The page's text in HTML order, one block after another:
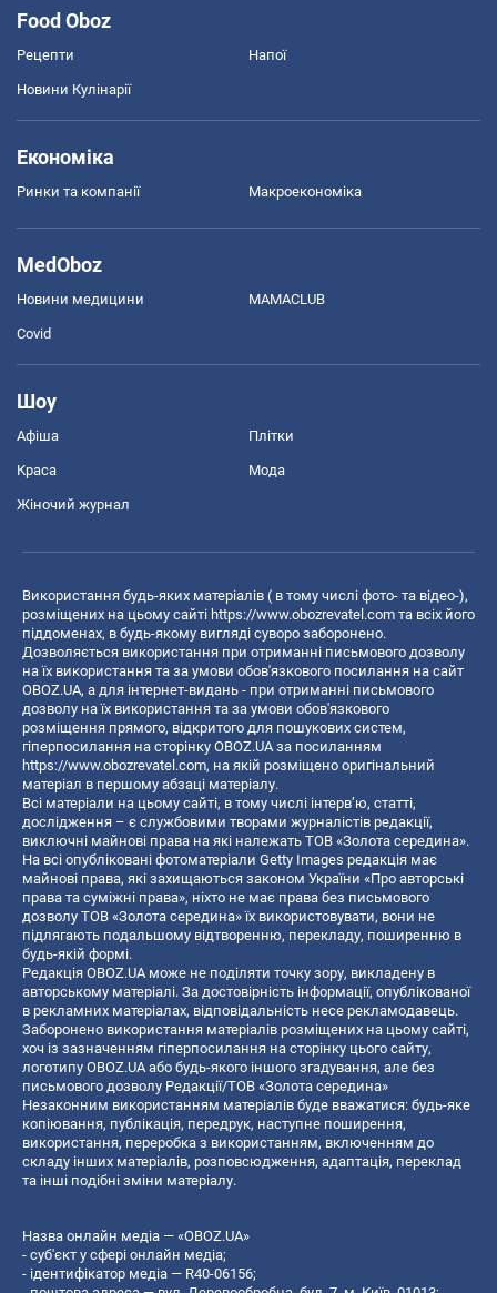
Food Oboz
Рецепти Напої
Новини Кулінарії
Економіка
Ринки та компанії Макроекономіка
MedOboz
Новини медицини MAMACLUB
Covid
Шоу
Афіша Плітки
Краса Мода
Жіночий журнал
Використання будь-яких матеріалів ( в тому числі фото- та відео-),
розміщених на цьому сайті https://www.obozrevatel.com та всіх його
піддоменах, в будь-якому вигляді суворо заборонено.
Дозволяється використання при отриманні письмового дозволу
на їх використання та за умови обов'язкового посилання на сайт
OBOZ.UA, а для інтернет-видань - при отриманні письмового
дозволу на їх використання та за умови обов'язкового
розміщення прямого, відкритого для пошукових систем,
гіперпосилання на сторінку OBOZ.UA за посиланням
https://www.obozrevatel.com, на якій розміщено оригінальний
матеріал в першому абзаці матеріалу.
Всі матеріали на цьому сайті, в тому числі інтерв’ю, статті,
дослідження – є службовими творами журналістів редакції,
виключні майнові права на які належать ТОВ «Золота середина».
На всі опубліковані фотоматеріали Getty Images редакція має
майнові права, які захищаються законом України «Про авторські
права та суміжні права», ніхто не має права без письмового
дозволу ТОВ «Золота середина» їх використовувати, вони не
підлягають подальшому відтворенню, перекладу, поширенню в
будь-якій формі.
Редакція OBOZ.UA може не поділяти точку зору, викладену в
авторському матеріалі. За достовірність інформації, опублікованої
в рекламних матеріалах, відповідальність несе рекламодавець.
Заборонено використання матеріалів розміщених на цьому сайті,
хоч із зазначенням гіперпосилання на сторінку цього сайту,
логотипу OBOZ.UA або будь-якого іншого згадування, але без
письмового дозволу Редакції/ТОВ «Золота середина»
Незаконним використанням матеріалів буде вважатися: будь-яке
копiювання, публiкацiя, передрук, наступне поширення,
використання, переробка з використанням, включенням до
складу інших матеріалів, розповсюдження, адаптація, переклад
та інші подібні зміни матеріалу.
Назва онлайн медіа — «OBOZ.UA»
- суб'єкт у сфері онлайн медіа;
- ідентифікатор медіа — R40-06156;